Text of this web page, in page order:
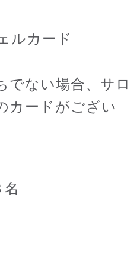
ルカード
でない場合、サロ
カードがござい